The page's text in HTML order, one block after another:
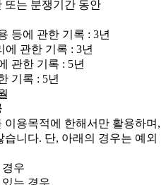
또는 분쟁기간 동안
등에 관한 기록 : 3년
에 관한 기록 : 3년
관한 기록 : 5년
기록 : 5년
용목적에 한해서만 활용하며,
니다. 단, 아래의 경우는 예외
우
는 경우